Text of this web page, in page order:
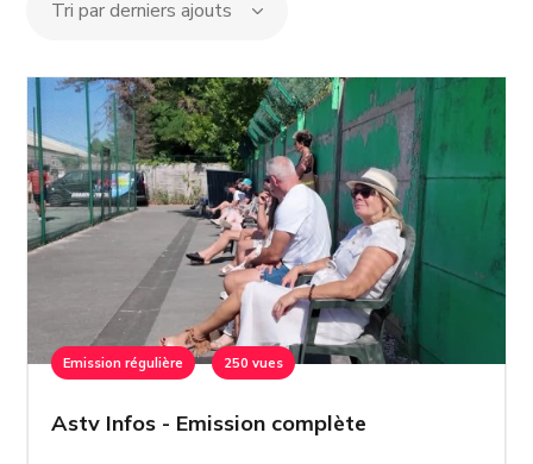
Emission régulière 250 vues
Astv Infos - Emission complète